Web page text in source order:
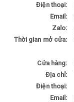
Điện thoại:
Email:
Zalo:
Thời gian mở cửa:
Cửa hàng:
Địa chỉ:
Điện thoại:
Email: